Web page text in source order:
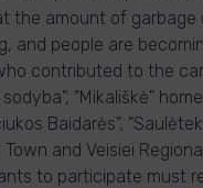
the amount of
and people are
contributed to the
"Mikališkė"
Baidarės",
and Veisiei
to participate must